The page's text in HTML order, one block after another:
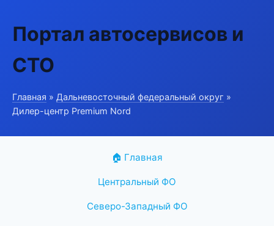
Портал автосервисов и
СТО
Главная » Дальневосточный федеральный округ »
Дилер-центр Premium Nord
🏠 Главная
Центральный ФО
Северо-Западный ФО